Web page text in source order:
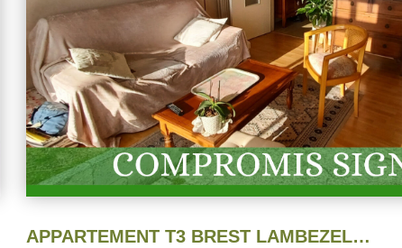
APPARTEMENT T3 BREST LAMBEZELLEC